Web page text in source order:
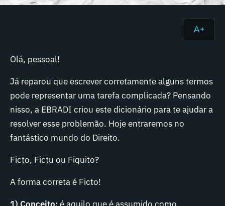
Olá, pessoal!
Já reparou que escrever corretamente alguns termos
pode representar uma tarefa complicada? Pensando
nisso, a EBRADI criou este dicionário para te ajudar a
resolver esse problemão. Hoje entraremos no
fantástico mundo do Direito.
Ficto, Fictu ou Fiquito?
A forma correta é Ficto!